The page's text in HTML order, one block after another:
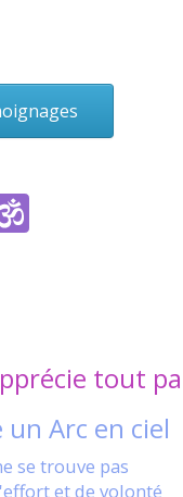
tout
Arc en ciel
se trouve pas
et de volonté